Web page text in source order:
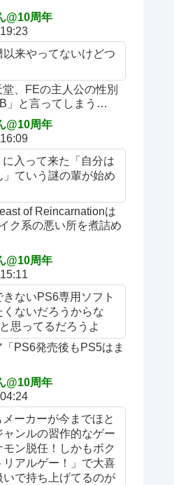
@10周年
来やってないけどつ
堂、FEの主人公の性別
」と言ってしまう…
@10周年
入って来た「自分は
ていう謎の輩が始め
of Reincarnationは
ク系の悪い所を煮詰め
@10周年
ないPS6専用ソフト
ないだろうからな
思ってるだろうよ
「PS6発売後もPS5はま
@10周年
ーカーが今までほと
ンルの習作的なゲー
ン脱任！しかもボク
アルゲー！」で大喜
で持ち上げてるのが